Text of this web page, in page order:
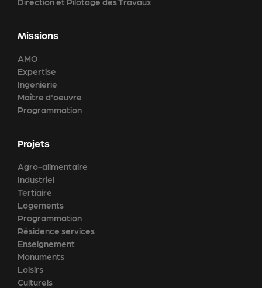
Missions
AMO
Expertise
Ingenierie
Maître d'oeuvre
Programmation
Projets
Agro-alimentaire
Industriel
Tertiaire
Logements
Programmation
Résidence services
Enseignement
Monuments
Loisirs
Culturels